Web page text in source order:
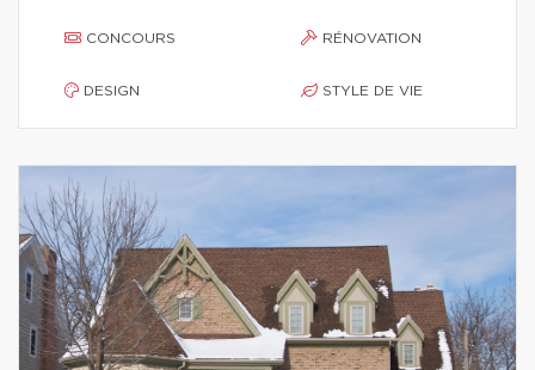
CONCOURS
DESIGN
RÉNOVATION
STYLE DE VIE